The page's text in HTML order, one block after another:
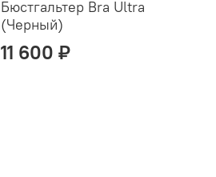
Бюстгальтер Bra Ultra
(Черный)
11 600 ₽